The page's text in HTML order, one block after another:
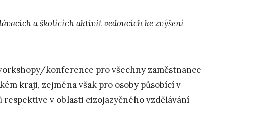
a školících aktivit vedoucích ke zvýšení
konference pro všechny zaměstnance
kraji, zejména však pro osoby působící v
v oblasti cizojazyčného vzdělávání